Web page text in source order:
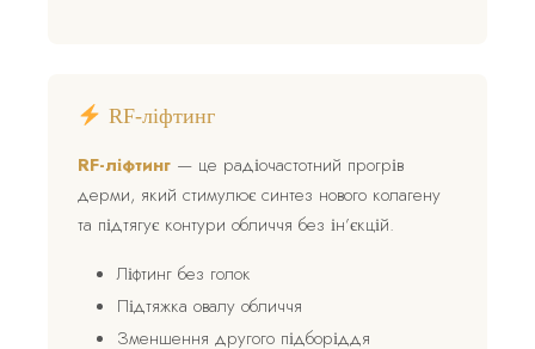
RF-ліфтинг
RF-ліфтинг — це радіочастотний прогрів
дерми, який стимулює синтез нового колагену
та підтягує контури обличчя без ін’єкцій.
Ліфтинг без голок
Підтяжка овалу обличчя
Зменшення другого підборіддя